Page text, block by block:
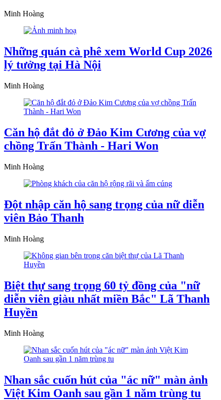
Minh Hoàng
Những quán cà phê xem World Cup 2026
lý tưởng tại Hà Nội
Minh Hoàng
Căn hộ đắt đỏ ở Đảo Kim Cương của vợ
chồng Trấn Thành - Hari Won
Minh Hoàng
Đột nhập căn hộ sang trọng của nữ diễn
viên Bảo Thanh
Minh Hoàng
Biệt thự sang trọng 60 tỷ đồng của "nữ
diễn viên giàu nhất miền Bắc" Lã Thanh
Huyền
Minh Hoàng
Nhan sắc cuốn hút của "ác nữ" màn ảnh
Việt Kim Oanh sau gần 1 năm trùng tu